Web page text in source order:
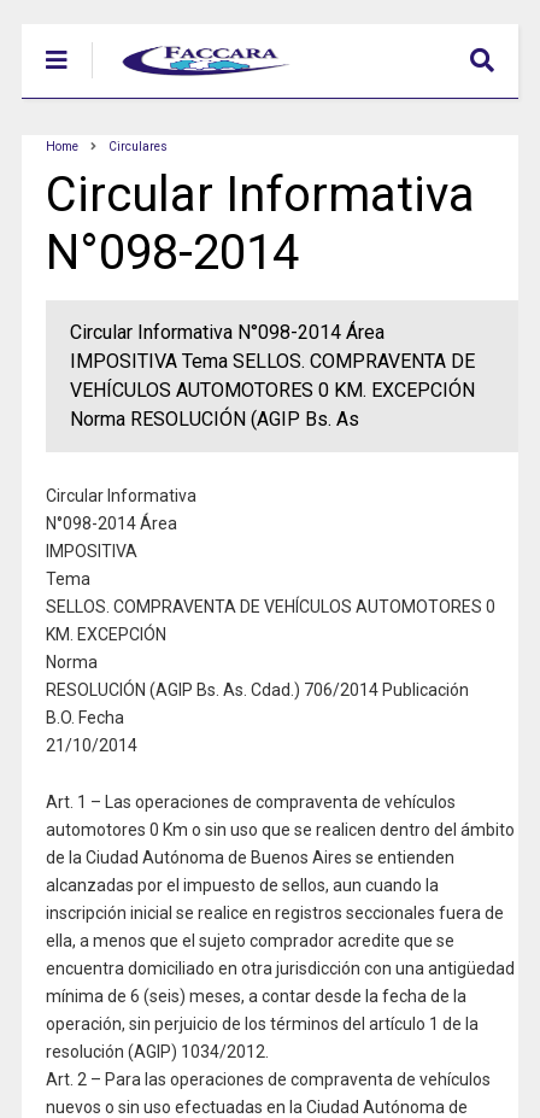
Home Circulares
Circular Informativa
N°098-2014
Circular Informativa N°098-2014 Área
IMPOSITIVA Tema SELLOS. COMPRAVENTA DE
VEHÍCULOS AUTOMOTORES 0 KM. EXCEPCIÓN
Norma RESOLUCIÓN (AGIP Bs. As
Circular Informativa
N°098-2014 Área
IMPOSITIVA
Tema
SELLOS. COMPRAVENTA DE VEHÍCULOS AUTOMOTORES 0
KM. EXCEPCIÓN
Norma
RESOLUCIÓN (AGIP Bs. As. Cdad.) 706/2014 Publicación
B.O. Fecha
21/10/2014
Art. 1 – Las operaciones de compraventa de vehículos
automotores 0 Km o sin uso que se realicen dentro del ámbito
de la Ciudad Autónoma de Buenos Aires se entienden
alcanzadas por el impuesto de sellos, aun cuando la
inscripción inicial se realice en registros seccionales fuera de
ella, a menos que el sujeto comprador acredite que se
encuentra domiciliado en otra jurisdicción con una antigüedad
mínima de 6 (seis) meses, a contar desde la fecha de la
operación, sin perjuicio de los términos del artículo 1 de la
resolución (AGIP) 1034/2012.
Art. 2 – Para las operaciones de compraventa de vehículos
nuevos o sin uso efectuadas en la Ciudad Autónoma de